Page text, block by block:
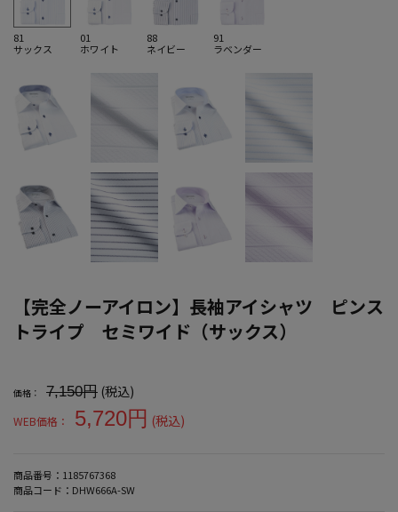
81
サックス
01
ホワイト
88
ネイビー
91
ラベンダー
【完全ノーアイロン】長袖アイシャツ ピンス
トライプ セミワイド（サックス）
価格： 7,150円 (税込)
WEB価格： 5,720円 (税込)
商品番号： 1185767368
商品コード： DHW666A-SW